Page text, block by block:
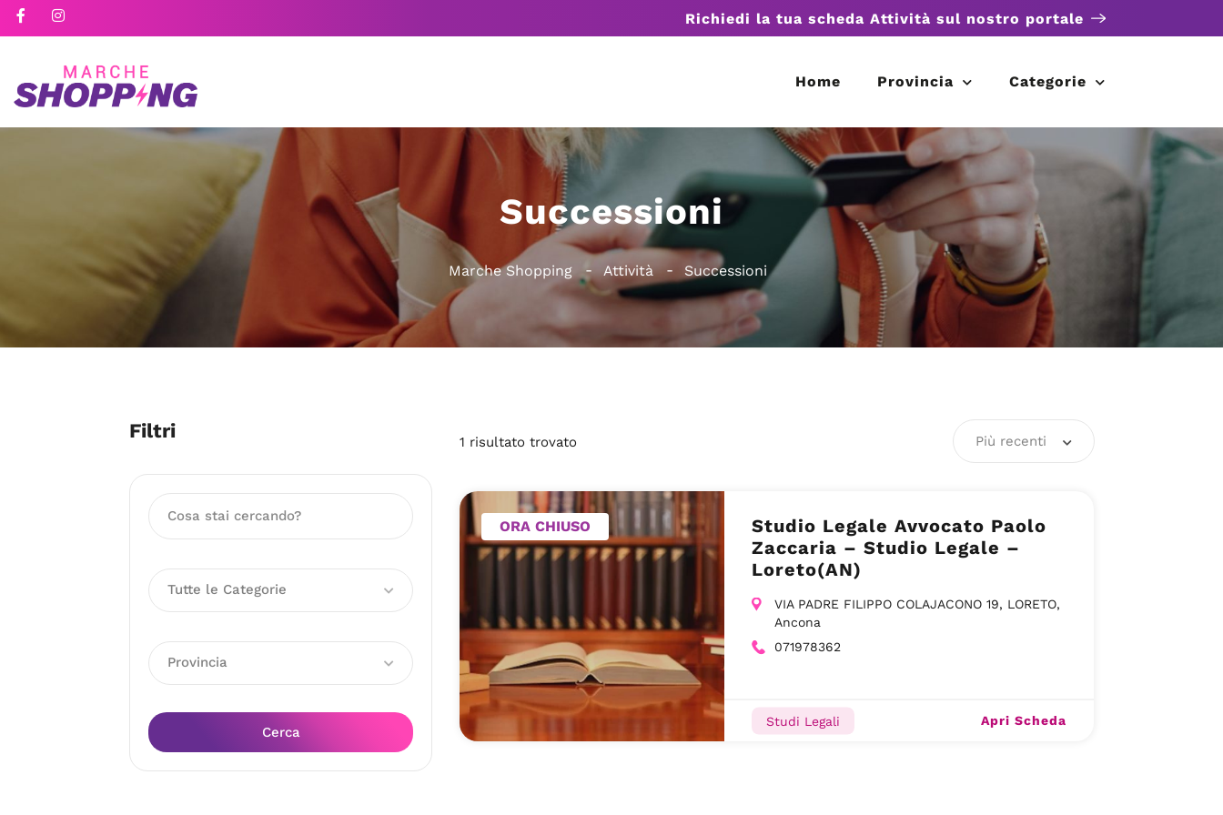
Richiedi la tua scheda Attività sul nostro portale
Home Provincia Categorie
Successioni
Marche Shopping Attività Successioni
Filtri
Tutte le Categorie
Provincia
Cerca
1 risultato trovato Più recenti
ORA CHIUSO
Studio Legale Avvocato Paolo
Zaccaria – Studio Legale –
Loreto(AN)
VIA PADRE FILIPPO COLAJACONO 19, LORETO,
Ancona
071978362
Studi Legali Apri Scheda